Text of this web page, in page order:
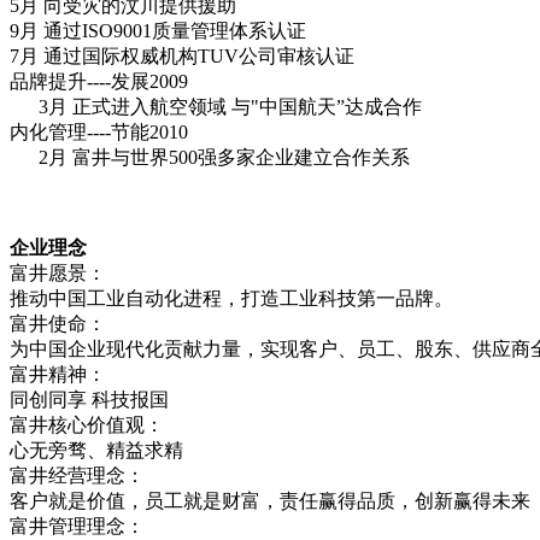
5月 向受灾的汶川提供援助
9月 通过ISO9001质量管理体系认证
7月 通过国际权威机构TUV公司审核认证
品牌提升----发展2009
3月 正式进入航空领域 与"中国航天”达成合作
内化管理----节能2010
2月 富井与世界500强多家企业建立合作关系
企业理念
富井愿景：
推动中国工业自动化进程，打造工业科技第一品牌。
富井使命：
为中国企业现代化贡献力量，实现客户、员工、股东、供应商
富井精神：
同创同享 科技报国
富井核心价值观：
心无旁骛、精益求精
富井经营理念：
客户就是价值，员工就是财富，责任赢得品质，创新赢得未来
富井管理理念：